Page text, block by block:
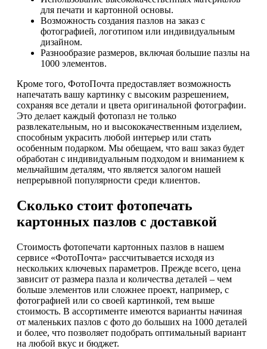
для печати и картонной основы.
Возможность создания пазлов на заказ с
фотографией, логотипом или индивидуальным
дизайном.
Разнообразие размеров, включая большие пазлы на
1000 элементов.
Кроме того, ФотоПочта предоставляет возможность
напечатать вашу картинку с высоким разрешением,
сохраняя все детали и цвета оригинальной фотографии.
Это делает каждый фотопазл не только
развлекательным, но и высококачественным изделием,
способным украсить любой интерьер или стать
особенным подарком. Мы обещаем, что ваш заказ будет
обработан с индивидуальным подходом и вниманием к
мельчайшим деталям, что является залогом нашей
непрерывной популярности среди клиентов.
Сколько стоит фотопечать
картонных пазлов с доставкой
Стоимость фотопечати картонных пазлов в нашем
сервисе «ФотоПочта» рассчитывается исходя из
нескольких ключевых параметров. Прежде всего, цена
зависит от размера пазла и количества деталей – чем
больше элементов или сложнее проект, например, с
фотографией или со своей картинкой, тем выше
стоимость. В ассортименте имеются варианты начиная
от маленьких пазлов с фото до больших на 1000 деталей
и более, что позволяет подобрать оптимальный вариант
на любой вкус и бюджет.